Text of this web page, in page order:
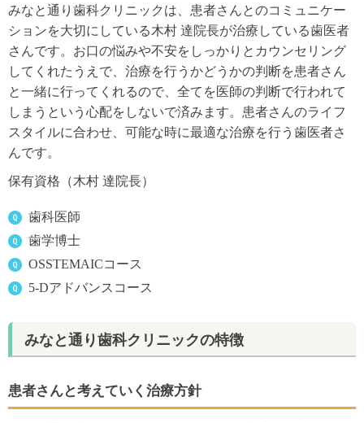
みなと通り歯科クリニックは、患者さんとのコミュニケー
ションを大切にしている木村 達院長が治療している歯医者
さんです。お口の悩みや不安をしっかりとカウンセリング
してくれたうえで、治療を行うかどうかの判断を患者さん
と一緒に行ってくれるので、全てを医師の判断で行われて
しまうという心配をしないで済みます。患者さんのライフ
スタイルに合わせ、可能な時に最適な治療を行う歯医者さ
んです。
保有資格（木村 達院長）
歯科医師
歯学博士
OSSTEMAICコース
5-Dアドバンスコース
みなと通り歯科クリニックの特徴
患者さんと考えていく治療方針